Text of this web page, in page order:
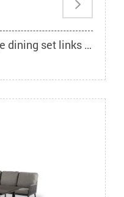
Tierra Outdoor Liv lounge dining set links black met dining tafel marble black 150 x 90 cm